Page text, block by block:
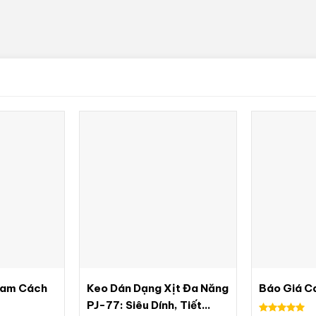
Cách
Keo Dán Dạng Xịt Đa Năng
PJ-77: Siêu Dính, Tiết
Báo Giá